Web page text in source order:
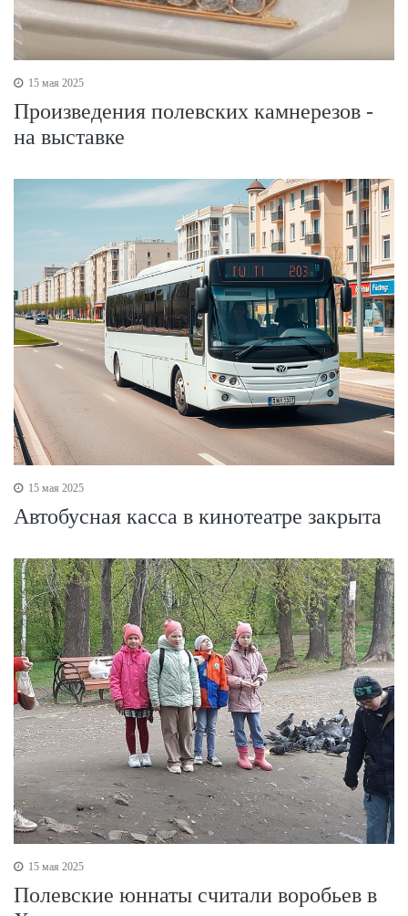
15 мая 2025
Произведения полевских камнерезов -
на выставке
15 мая 2025
Автобусная касса в кинотеатре закрыта
15 мая 2025
Полевские юннаты считали воробьев в